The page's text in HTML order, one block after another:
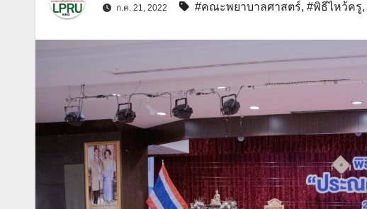
ก.ค. 21, 2022 #คณะพยาบาลศาสตร์, #พิธีไหว้ครู,